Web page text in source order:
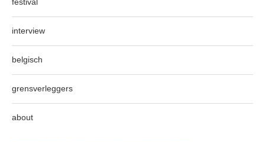
festival
interview
belgisch
grensverleggers
about